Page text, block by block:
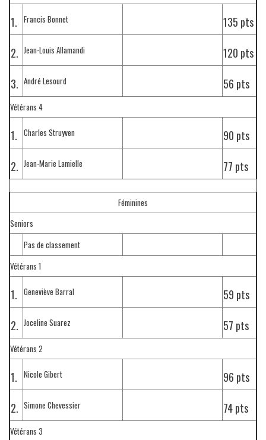
1. Francis Bonnet
135 pts
2. Jean-Louis Allamandi
120 pts
3. André Lesourd 56 pts
Vétérans 4
1. Charles Struyven
90 pts
2. Jean-Marie Lamielle 77 pts
Féminines
Seniors
Pas de classement
Vétérans 1
1. Geneviève Barral
59 pts
2. Joceline Suarez 57 pts
Vétérans 2
1. Nicole Gibert
96 pts
2. Simone Chevessier 74 pts
Vétérans 3